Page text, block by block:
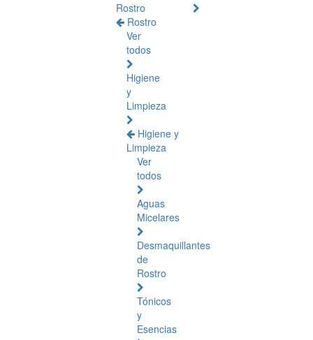
Rostro
Rostro
Ver
todos
Higiene
y
Limpieza
Higiene y
Limpieza
Ver
todos
Aguas
Micelares
Desmaquillantes
de
Rostro
Tónicos
y
Esencias